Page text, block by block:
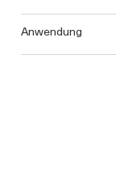
anwendung